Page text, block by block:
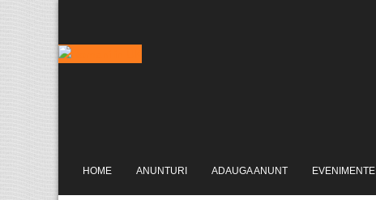
HOME ANUNTURI ADAUGA ANUNT EVENIMENTE